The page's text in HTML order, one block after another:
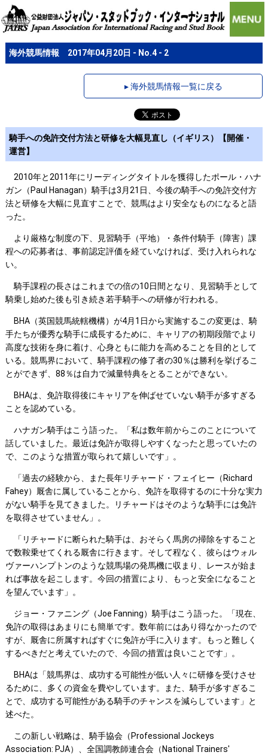
海外競馬情報 2017年04月20日 - No.4 - 2
▸ 海外競馬情報一覧に戻る
騎手への免許交付方法と研修を大幅見直し（イギリス）【開催・
運営】
2010年と2011年にリーディングタイトルを獲得したポール・ハナ
ガン（Paul Hanagan）騎手は3月21日、今後の騎手への免許交付方
法と研修を大幅に見直すことで、競馬はより安全なものになると語
った。
より厳格な制度の下、見習騎手（平地）・条件付騎手（障害）課
程への応募者は、事前認定評価を経ていなければ、受け入れられな
い。
騎手課程の長さはこれまでの倍の10日間となり、見習騎手として
騎乗し始めた後も引き続き若手騎手への研修が行われる。
BHA（英国競馬統轄機構）が4月1日から実施するこの変更は、騎
手たちが優秀な騎手に成長するために、キャリアの初期段階でより
高度な技術を身に着け、心身ともに能力を高めることを目的として
いる。競馬界において、騎手課程の修了者の30％は勝利を挙げるこ
とができず、88％は自力で減量特典をとることができない。
BHAは、免許取得後にキャリアを伸ばせていない騎手が多すぎる
ことを認めている。
ハナガン騎手はこう語った。「私は数年前からこのことについて
話していました。最近は免許が取得しやすくなったと思っていたの
で、このような措置が取られて嬉しいです」。
「過去の経験から、また長年リチャード・フェイヒー（Richard
Fahey）厩舎に属していることから、免許を取得するのに十分な実力
がない騎手を見てきました。リチャードはそのような騎手には免許
を取得させていません」。
「リチャードに断られた騎手は、おそらく馬房の掃除をすること
で数鞍乗せてくれる厩舎に行きます。そして程なく、彼らはウォル
ヴァーハンプトンのような競馬場の発馬機に収まり、レースが始ま
れば事故を起こします。今回の措置により、もっと安全になること
を望んでいます」。
ジョー・ファニング（Joe Fanning）騎手はこう語った。「現在、
免許の取得はあまりにも簡単です。数年前にはあり得なかったので
すが、厩舎に所属すればすぐに免許が手に入ります。もっと難しく
するべきだと考えていたので、今回の措置は良いことです」。
BHAは「競馬界は、成功する可能性が低い人々に研修を受けさせ
るために、多くの資金を費やしています。また、騎手が多すぎるこ
とで、成功する可能性がある騎手のチャンスを減らしています」と
述べた。
この新しい戦略は、騎手協会（Professional Jockeys
Association: PJA）、全国調教師連合会（National Trainers'